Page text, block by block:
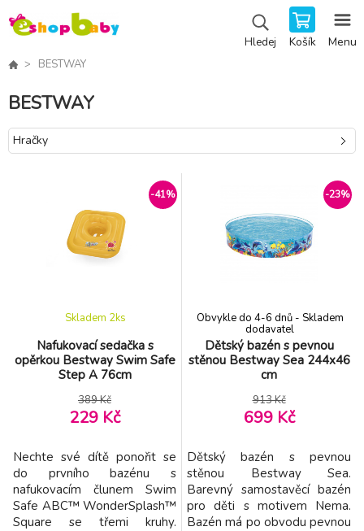
Hledej Košík Menu
BESTWAY
BESTWAY
Hračky
-41%
Nafukovací sedačka s
opěrkou Bestway Swim Safe
Step A 76cm
Skladem 2ks
389 Kč
229 Kč
Nechte své dítě ponořit se
do prvního bazénu s
nafukovacím člunem Swim
Safe ABC™ WonderSplash™
Square se třemi kruhy.
-23%
Dětský bazén s pevnou
stěnou Bestway Sea 244x46
cm
Obvykle do 4-6 dnů - Skladem
dodavatel
913 Kč
699 Kč
Dětský bazén s pevnou
stěnou Bestway Sea.
Barevný samostavěcí bazén
pro děti s motivem Nema.
Bazén má po obvodu pevnou